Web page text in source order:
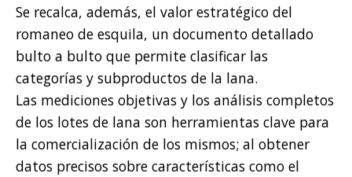
Se recalca, además, el valor estratégico del
romaneo de esquila, un documento detallado
bulto a bulto que permite clasificar las
categorías y subproductos de la lana.
Las mediciones objetivas y los análisis completos
de los lotes de lana son herramientas clave para
la comercialización de los mismos; al obtener
datos precisos sobre características como el